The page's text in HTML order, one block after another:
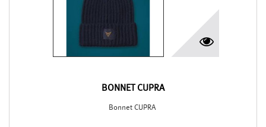
BONNET CUPRA
Bonnet CUPRA